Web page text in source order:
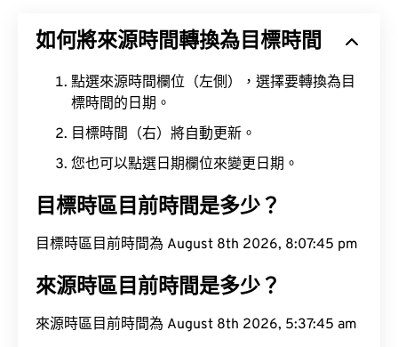
如何將來源時間轉換為目標時間
點選來源時間欄位（左側），選擇要轉換為目
標時間的日期。
目標時間（右）將自動更新。
您也可以點選日期欄位來變更日期。
目標時區目前時間是多少？
目標時區目前時間為 August 8th 2026, 8:07:46 pm
來源時區目前時間是多少？
來源時區目前時間為 August 8th 2026, 5:37:46 am